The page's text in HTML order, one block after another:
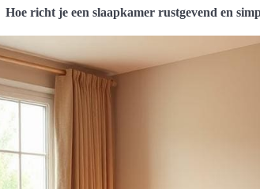
Hoe richt je een slaapkamer rustgevend en